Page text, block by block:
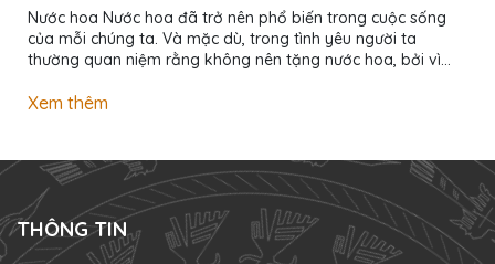
Nước hoa Nước hoa đã trở nên phổ biến trong cuộc sống
của mỗi chúng ta. Và mặc dù, trong tình yêu người ta
thường quan niệm rằng không nên tặng nước hoa, bởi vì
nên họ lo sợ tình cảm cũng bay theo mùi hương và nhanh
nhẹ nhàng, lôi cuốn, sẽ giúp bạn có sự lãng mạn hơn trong
tình yêu”. Nước hoa cũng...
Xem thêm
THÔNG TIN